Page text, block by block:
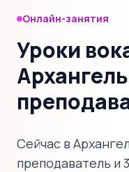
Онлайн-занятия
Уроки
Сейчас в
преподаватель и